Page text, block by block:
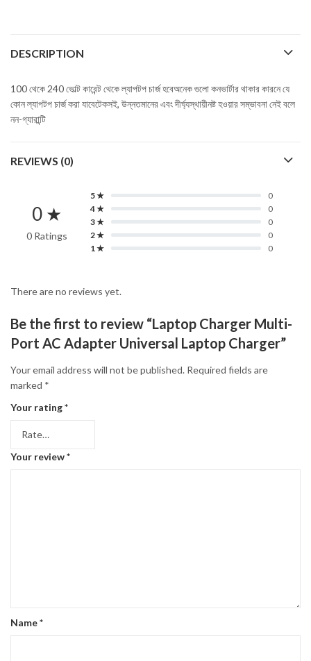
DESCRIPTION
100 থেকে 240 ভোল্ট কারেন্ট থেকে ল্যাপটপ চার্জ হবেঅনেক গুলো কনভার্টার থাকার কারনে যে
কোন ল্যাপটপ চার্জ করা যাবেটেকসই, উন্নতমানের এবং দীর্ঘ্যস্থায়ীনষ্ট হওয়ার সম্ভাবনা নেই বলে
নন-গ্যারান্টি
REVIEWS (0)
0 ★
0 Ratings
5 ★
0
4 ★
0
3 ★
0
2 ★
0
1 ★
0
There are no reviews yet.
Be the first to review “Laptop Charger Multi-
Port AC Adapter Universal Laptop Charger”
Your email address will not be published. Required fields are
marked *
Your rating*
Your review*
Name*